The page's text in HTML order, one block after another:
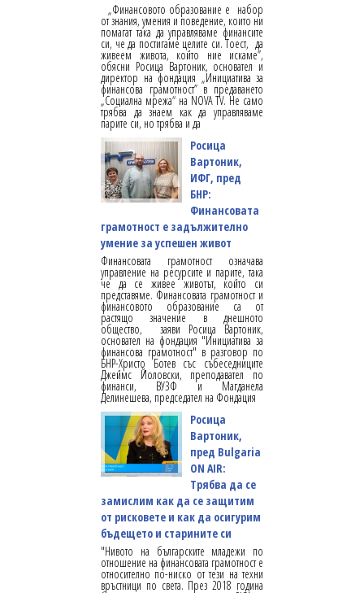
„Финансовото образование е набор
от знания, умения и поведение, които ни
помагат така да управляваме финансите
си, че да постигаме целите си. Тоест, да
живеем живота, който ние искаме”,
обясни Росица Вартоник, основател и
директор на фондация „Инициатива за
финансова грамотност” в предаването
„Социална мрежа“ на NOVA TV. Не само
трябва да знаем как да управляваме
парите си, но трябва и да
Росица
Вартоник,
ИФГ, пред
БНР:
Финансовата
грамотност е задължително
умение за успешен живот
Финансовата грамотност означава
управление на ресурсите и парите, така
че да се живее животът, който си
представяме. Финансовата грамотност и
финансовото образование са от
растящо значение в днешното
общество, заяви Росица Вартоник,
основател на фондация "Инициатива за
финансова грамотност" в разговор по
БНР-Христо Ботев със събеседниците
Джеймс Йоловски, преподавател по
финанси, ВУЗФ и Магданела
Делинешева, председател на Фондация
Росица
Вартоник,
пред Bulgaria
ON AIR:
Трябва да се
замислим как да се защитим
от рисковете и как да осигурим
бъдещето и старините си
"Нивото на българските младежи по
отношение на финансовата грамотност е
относително по-ниско от тези на техни
връстници по света. През 2018 година